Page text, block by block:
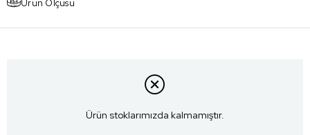
Ürün Ölçüsü
Ürün stoklarımızda kalmamıştır.